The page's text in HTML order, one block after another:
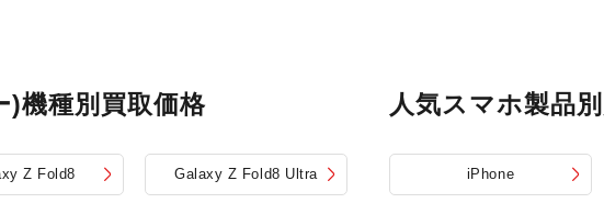
機種別買取価格
Z Fold8 Galaxy Z Fold8 Ultra
人気スマホ製品
iPhone